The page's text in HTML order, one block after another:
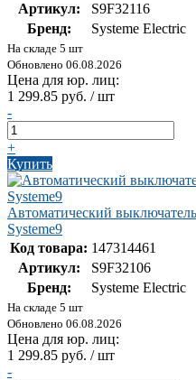
Артикул:
S9F32116
Бренд:
Systeme Electric
На складе 5 шт
Обновлено 06.08.2026
Цена для юр. лиц:
1 299.85 руб. / шт
-
+
Купить
Автоматический
Systeme9
Код товара: 147314461
Артикул:
S9F32106
Бренд:
Systeme Electric
На складе 5 шт
Обновлено 06.08.2026
Цена для юр. лиц:
1 299.85 руб. / шт
-